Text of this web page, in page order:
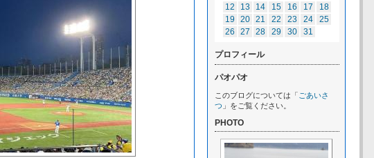
12
13 14 15 16 17
18
19
20 21 22 23 24
25
26
27 28 29 30 31
プロフィール
パオパオ
このブログについては「 ごあいさ
つ 」をご覧ください。
PHOTO